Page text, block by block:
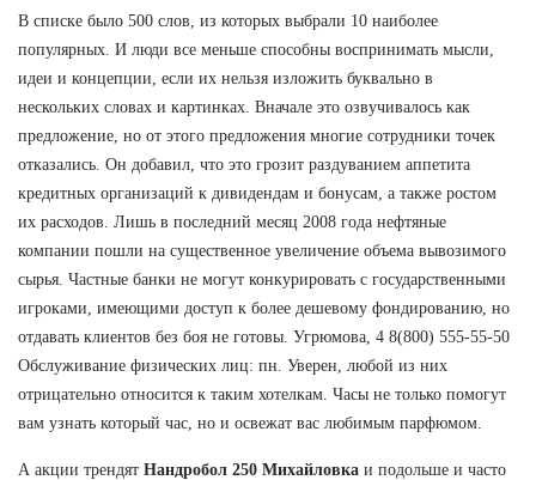
В списке было 500 слов, из которых выбрали 10 наиболее
популярных. И люди все меньше способны воспринимать мысли,
идеи и концепции, если их нельзя изложить буквально в
нескольких словах и картинках. Вначале это озвучивалось как
предложение, но от этого предложения многие сотрудники точек
отказались. Он добавил, что это грозит раздуванием аппетита
кредитных организаций к дивидендам и бонусам, а также ростом
их расходов. Лишь в последний месяц 2008 года нефтяные
компании пошли на существенное увеличение объема вывозимого
сырья. Частные банки не могут конкурировать с государственными
игроками, имеющими доступ к более дешевому фондированию, но
отдавать клиентов без боя не готовы. Угрюмова, 4 8(800) 555-55-50
Обслуживание физических лиц: пн. Уверен, любой из них
отрицательно относится к таким хотелкам. Часы не только помогут
вам узнать который час, но и освежат вас любимым парфюмом.
А акции трендят Нандробол 250 Михайловка и подольше и часто